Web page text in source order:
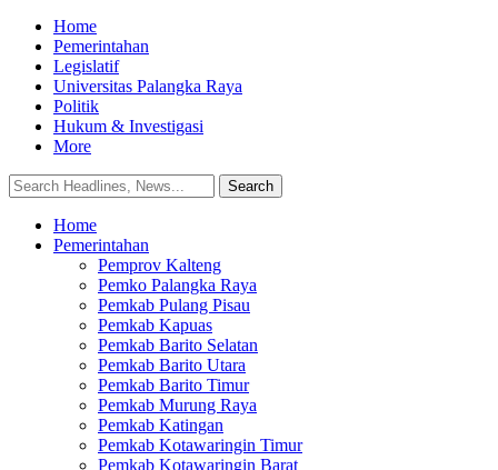
Home
Pemerintahan
Legislatif
Universitas Palangka Raya
Politik
Hukum & Investigasi
More
Home
Pemerintahan
Pemprov Kalteng
Pemko Palangka Raya
Pemkab Pulang Pisau
Pemkab Kapuas
Pemkab Barito Selatan
Pemkab Barito Utara
Pemkab Barito Timur
Pemkab Murung Raya
Pemkab Katingan
Pemkab Kotawaringin Timur
Pemkab Kotawaringin Barat